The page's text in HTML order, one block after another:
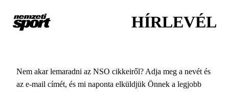
HÍRLEVÉL
Nem akar lemaradni az NSO cikkeiről? Adja meg a nevét és
az e-mail címét, és mi naponta elküldjük Önnek a legjobb